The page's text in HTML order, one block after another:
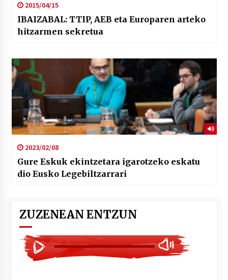
2015/04/15
IBAIZABAL: TTIP, AEB eta Europaren arteko
hitzarmen sekretua
2023/02/08
Gure Eskuk ekintzetara igarotzeko eskatu
dio Eusko Legebiltzarrari
ZUZENEAN ENTZUN